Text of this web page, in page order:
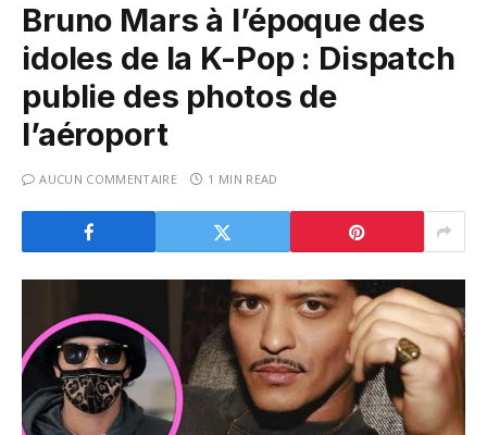
Bruno Mars à l’époque des
idoles de la K-Pop : Dispatch
publie des photos de
l’aéroport
AUCUN COMMENTAIRE 1 MIN READ